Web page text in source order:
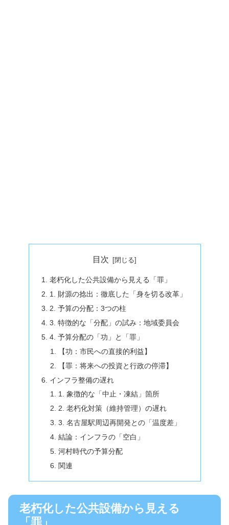
目次
老朽化した公共設備から見える「罪」
1. 財源の捻出：徹底した「身を切る改革」
2. 予算の分配：3つの柱
3. 特徴的な「分配」の試み：地域委員会
4. 予算分配の「功」と「罪」
【功：市民への直接的利益】
【罪：将来への投資と行政の停滞】
インフラ整備の遅れ
1. 象徴的な「中止・凍結」箇所
2. 老朽化対策（維持管理）の遅れ
3. 名古屋駅周辺再開発との「温度差」
結論：インフラの「空白」
河村時代の予算分配
関連
老朽化した公共設備から見える
「罪」